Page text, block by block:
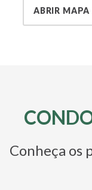
ABRIR
Conheça os